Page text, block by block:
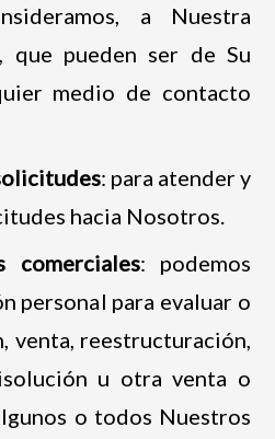
a Nuestra
que pueden ser de Su
medio de contacto
: para atender y
hacia Nosotros.
comerciales: podemos
personal para evaluar o
venta, reestructuración,
u otra venta o
o todos Nuestros